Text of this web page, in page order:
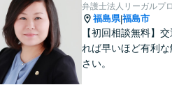
弁護士法人リーガルプ
福島県|福島市
【初回相談無料】
れば早いほど有利
さい。